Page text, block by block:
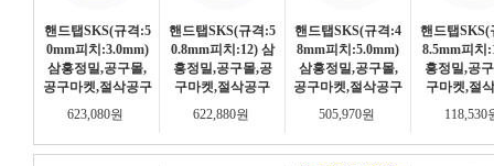
핸드탭SKS(규격:5
0mm피치:3.0mm)
삼흥정밀,공구몰,
공구마켓,절삭공구
623,080원
핸드탭SKS(규격:5
0.8mm피치:12) 삼
흥정밀,공구몰,공
구마켓,절삭공구
622,880원
핸드탭SKS(규격:4
8mm피치:5.0mm)
삼흥정밀,공구몰,
공구마켓,절삭공구
505,970원
핸드탭SKS(
8.5mm피치
흥정밀,공
구마켓,절
118,530